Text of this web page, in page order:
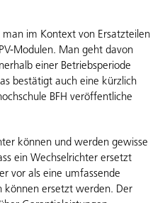
im Kontext von Ersatzteilen
Modulen. Man geht davon
einer Betriebsperiode
bestätigt auch eine kürzlich
BFH veröffentliche
können und werden gewisse
ein Wechselrichter ersetzt
vor als eine umfassende
können ersetzt werden. Der